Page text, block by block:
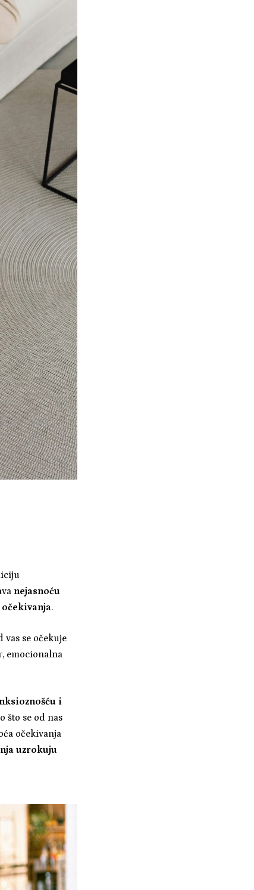
nejasnoću
.
se očekuje
emocionalna
i
što se od nas
očekivanja
uzrokuju